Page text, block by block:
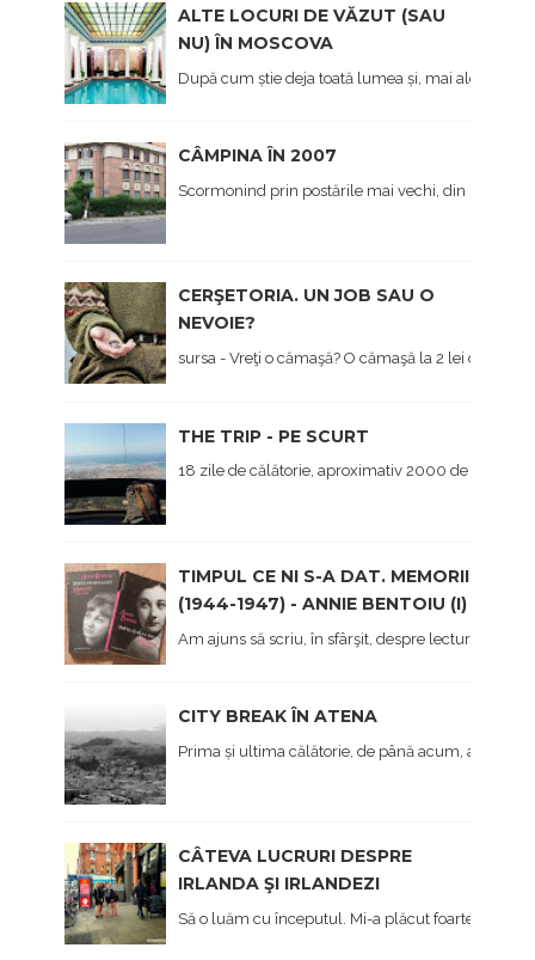
ALTE LOCURI DE VĂZUT (SAU
NU) ÎN MOSCOVA
După cum știe deja toată lumea și, mai ales cei
CÂMPINA ÎN 2007
Scormonind prin postările mai vechi, din prima
CERŞETORIA. UN JOB SAU O
NEVOIE?
sursa - Vreţi o cămaşă? O cămaşă la 2 lei dau... -
THE TRIP - PE SCURT
18 zile de călătorie, aproximativ 2000 de
TIMPUL CE NI S-A DAT. MEMORII
(1944-1947) - ANNIE BENTOIU (I)
Am ajuns să scriu, în sfârşit, despre lectura mea
CITY BREAK ÎN ATENA
Prima și ultima călătorie, de până acum, a
CÂTEVA LUCRURI DESPRE
IRLANDA ŞI IRLANDEZI
Să o luăm cu începutul. Mi-a plăcut foarte mult